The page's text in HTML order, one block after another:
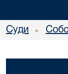
Суди •